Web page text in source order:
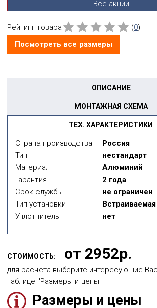
Все акции
Рейтинг товара (0)
Посмотреть все размеры
ТЕХ. ХАРАКТЕРИСТИКИ
ОПИСАНИЕ
МОНТАЖНАЯ СХЕМА
Страна производства
Россия
Тип
нестандарт
Материал
Алюминий
Гарантия
2 года
Срок службы
не ограничен
Тип установки
Встраиваемая
Уплотнитель
нет
СТОИМОСТЬ: от 2952р.
для расчета выберите интересующие
таблице "Размеры и цены"
Размеры и цены